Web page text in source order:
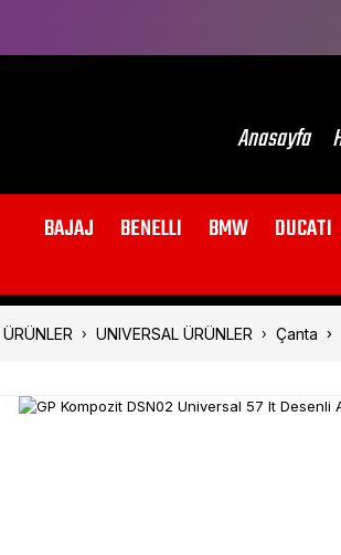
Anasayfa
BAJAJ BENELLI BMW DUCATI
UNIVERSAL ÜRÜNLER Çanta